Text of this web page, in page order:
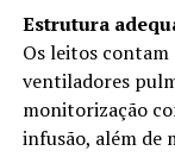
Estrutura
Os leitos
ventiladores
monitorização
infusão, além de